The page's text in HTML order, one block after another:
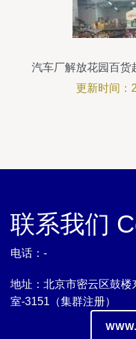
汽车厂解放花园百货
更新时间：
联系我们
电话：-
地址：北京市密云区鼓
室-3151（集群注册）